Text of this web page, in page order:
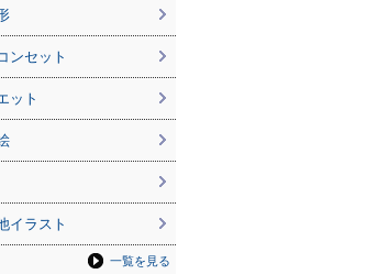
ンセット
ット
イラスト
一覧を見る